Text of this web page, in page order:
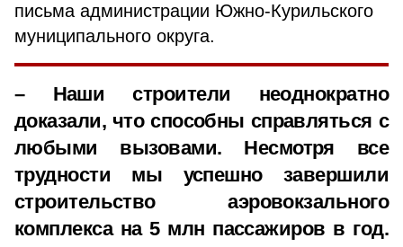
письма администрации Южно-Курильского
муниципального округа.
– Наши строители неоднократно
доказали, что способны справляться с
любыми вызовами. Несмотря все
трудности мы успешно завершили
строительство аэровокзального
комплекса на 5 млн пассажиров в год.